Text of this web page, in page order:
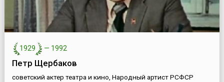
1929 — 1992
Петр Щербаков
советский актер театра и кино, Народный артист РСФСР